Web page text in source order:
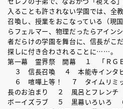
入ることも許されない学園では、全
召喚し、授業をおこなっている（現
らフェルマー、物理だったらアイン
者だらけの学園を舞台に、信長がこ
探しに付き合わされることに……。
第一幕 霊界祭 開幕 １ 「ＲＧ
３ 信長召喚 ４ 本能寺インタ
６ 喧嘩上等！ ７ タイムリミ
長のお泊まり ２ 風呂とフレン
ボーイズラブ ５ 黒幕いろいろ